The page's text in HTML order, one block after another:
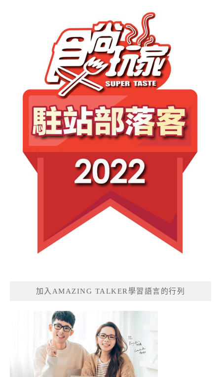
加入AMAZING TALKER學習語言的行列